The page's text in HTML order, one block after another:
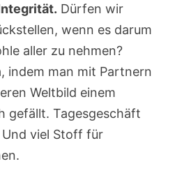
Dürfen wir
wenn es darum
aller zu nehmen?
indem man mit Partnern
Weltbild einem
gefällt. Tagesgeschäft
Und viel Stoff für